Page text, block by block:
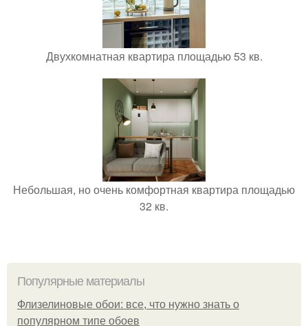
Двухкомнатная квартира площадью 53 кв.
Небольшая, но очень комфортная квартира площадью
32 кв.
Популярные материалы
Флизелиновые обои: все, что нужно знать о
популярном типе обоев